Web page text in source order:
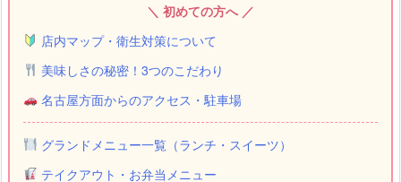
＼ 初めての方へ ／
店内マップ・衛生対策について
美味しさの秘密！3つのこだわり
名古屋方面からのアクセス・駐車場
グランドメニュー一覧（ランチ・スイーツ）
テイクアウト・お弁当メニュー